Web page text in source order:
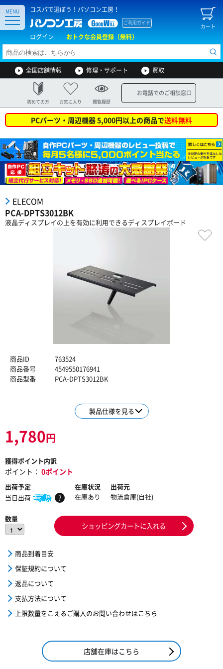
コスパで選ぼう！パソコン工房！
カート
ご利用ガイド
ログイン おトクな会員登録（無料）
MENU
全国店舗情報 修理・サポート 買取
初めての方 お気に入り 閲覧履歴
お電話でのご相談窓口
PCパーツ・周辺機器 5,000円以上の商品で送料無料
ELECOM
PCA-DPTS3012BK
液晶ディスプレイの上を有効に利用できるディスプレイボード
商品ID
763524
商品番号
4549550176941
商品型番
PCA-DPTS3012BK
製品仕様を見る
1,780円
獲得ポイント内訳
ポイント： 0ポイント
出荷予定
当日出荷
?
在庫状況
在庫あり
出荷元
物流倉庫(自社)
数量
ショッピングカートに入れる
商品到着目安
保証規約について
返品について
支払方法について
上限数量をこえるご購入のお問い合わせはこちら
店舗在庫はこちら